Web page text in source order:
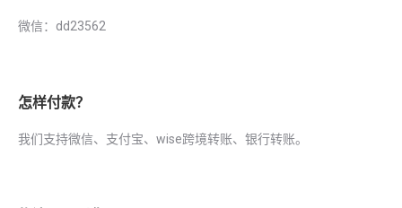
微信：dd23562
怎样付款？
我们支持微信、支付宝、wise跨境转账、银行转账。